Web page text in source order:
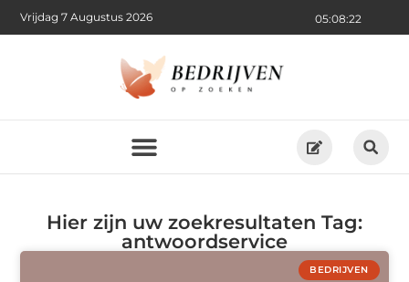
05:08:22
Vrijdag 7 Augustus 2026
Hier zijn uw zoekresultaten Tag:
antwoordservice
BEDRIJVEN